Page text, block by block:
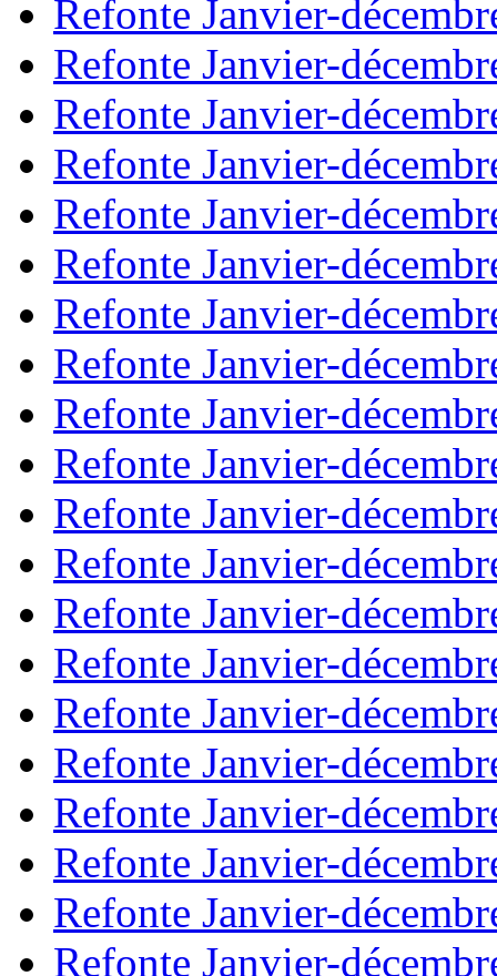
Refonte Janvier-
Refonte Janvier-
Refonte Janvier-
Refonte Janvier-
Refonte Janvier-
Refonte Janvier-
Refonte Janvier-
Refonte Janvier-
Refonte Janvier-
Refonte Janvier-
Refonte Janvier-
Refonte Janvier-
Refonte Janvier-
Refonte Janvier-
Refonte Janvier-
Refonte Janvier-
Refonte Janvier-
Refonte Janvier-
Refonte Janvier-
Refonte Janvier-